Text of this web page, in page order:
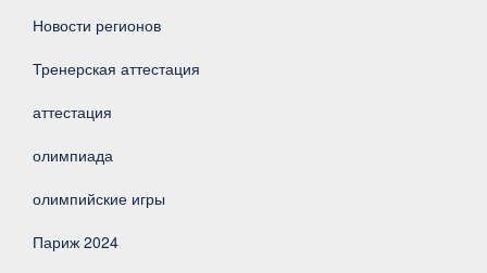
Новости регионов
Тренерская аттестация
аттестация
олимпиада
олимпийские игры
Париж 2024